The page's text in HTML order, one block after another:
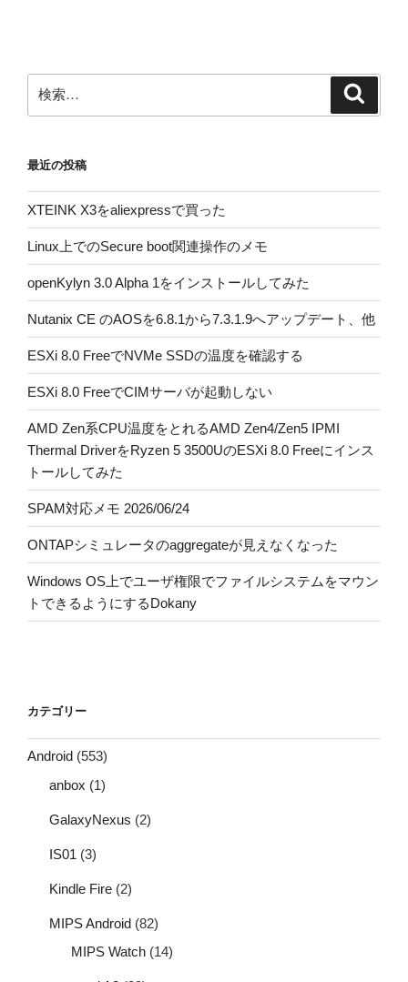
索:
最近の投稿
XTEINK X3をaliexpressで買った
Linux上でのSecure boot関連操作のメモ
openKylyn 3.0 Alpha 1をインストールしてみた
Nutanix CE のAOSを6.8.1から7.3.1.9へアップデート、他
ESXi 8.0 FreeでNVMe SSDの温度を確認する
ESXi 8.0 FreeでCIMサーバが起動しない
AMD Zen系CPU温度をとれるAMD Zen4/Zen5 IPMI
Thermal DriverをRyzen 5 3500UのESXi 8.0 Freeにインス
トールしてみた
SPAM対応メモ 2026/06/24
ONTAPシミュレータのaggregateが見えなくなった
Windows OS上でユーザ権限でファイルシステムをマウン
トできるようにするDokany
カテゴリー
Android (553)
anbox (1)
GalaxyNexus (2)
IS01 (3)
Kindle Fire (2)
MIPS Android (82)
MIPS Watch (14)